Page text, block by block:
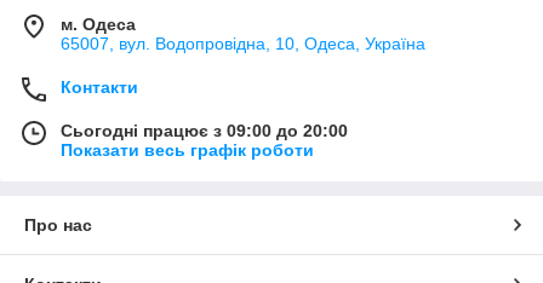
м. Одеса
65007, вул. Водопровідна, 10, Одеса, Україна
Контакти
Сьогодні працює з 09:00 до 20:00
Показати весь графік роботи
Про нас